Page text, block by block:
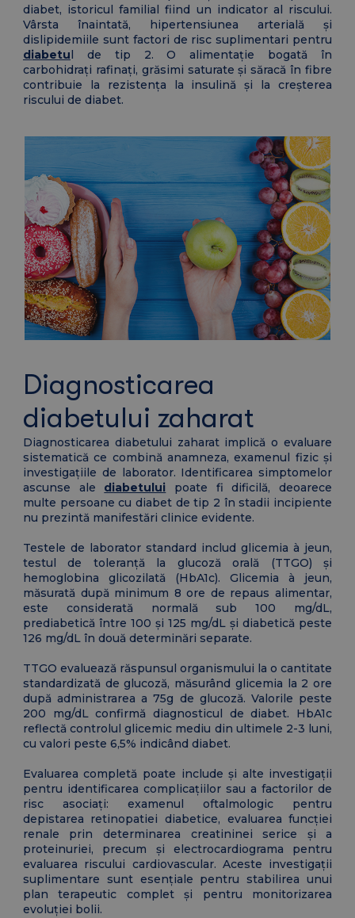
diabet, istoricul familial fiind un indicator al riscului.
Vârsta înaintată, hipertensiunea arterială și
dislipidemiile sunt factori de risc suplimentari pentru
diabetul de tip 2. O alimentație bogată în
carbohidrați rafinați, grăsimi saturate și săracă în fibre
contribuie la rezistența la insulină și la creșterea
riscului de diabet.
Diagnosticarea
diabetului zaharat
Diagnosticarea diabetului zaharat implică o evaluare
sistematică ce combină anamneza, examenul fizic și
investigațiile de laborator. Identificarea simptomelor
ascunse ale diabetului poate fi dificilă, deoarece
multe persoane cu diabet de tip 2 în stadii incipiente
nu prezintă manifestări clinice evidente.
Testele de laborator standard includ glicemia à jeun,
testul de toleranță la glucoză orală (TTGO) și
hemoglobina glicozilată (HbA1c). Glicemia à jeun,
măsurată după minimum 8 ore de repaus alimentar,
este considerată normală sub 100 mg/dL,
prediabetică între 100 și 125 mg/dL și diabetică peste
126 mg/dL în două determinări separate.
TTGO evaluează răspunsul organismului la o cantitate
standardizată de glucoză, măsurând glicemia la 2 ore
după administrarea a 75g de glucoză. Valorile peste
200 mg/dL confirmă diagnosticul de diabet. HbA1c
reflectă controlul glicemic mediu din ultimele 2-3 luni,
cu valori peste 6,5% indicând diabet.
Evaluarea completă poate include și alte investigații
pentru identificarea complicațiilor sau a factorilor de
risc asociați: examenul oftalmologic pentru
depistarea retinopatiei diabetice, evaluarea funcției
renale prin determinarea creatininei serice și a
proteinuriei, precum și electrocardiograma pentru
evaluarea riscului cardiovascular. Aceste investigații
suplimentare sunt esențiale pentru stabilirea unui
plan terapeutic complet și pentru monitorizarea
evoluției bolii.